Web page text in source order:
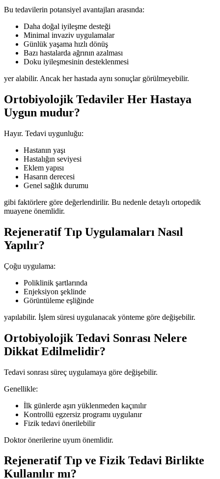
Bu tedavilerin potansiyel avantajları arasında:
Daha doğal iyileşme desteği
Minimal invaziv uygulamalar
Günlük yaşama hızlı dönüş
Bazı hastalarda ağrının azalması
Doku iyileşmesinin desteklenmesi
yer alabilir. Ancak her hastada aynı sonuçlar görülmeyebilir.
Ortobiyolojik Tedaviler Her Hastaya
Uygun mudur?
Hayır. Tedavi uygunluğu:
Hastanın yaşı
Hastalığın seviyesi
Eklem yapısı
Hasarın derecesi
Genel sağlık durumu
gibi faktörlere göre değerlendirilir. Bu nedenle detaylı ortopedik
muayene önemlidir.
Rejeneratif Tıp Uygulamaları Nasıl
Yapılır?
Çoğu uygulama:
Poliklinik şartlarında
Enjeksiyon şeklinde
Görüntüleme eşliğinde
yapılabilir. İşlem süresi uygulanacak yönteme göre değişebilir.
Ortobiyolojik Tedavi Sonrası Nelere
Dikkat Edilmelidir?
Tedavi sonrası süreç uygulamaya göre değişebilir.
Genellikle:
İlk günlerde aşırı yüklenmeden kaçınılır
Kontrollü egzersiz programı uygulanır
Fizik tedavi önerilebilir
Doktor önerilerine uyum önemlidir.
Rejeneratif Tıp ve Fizik Tedavi Birlikte
Kullanılır mı?